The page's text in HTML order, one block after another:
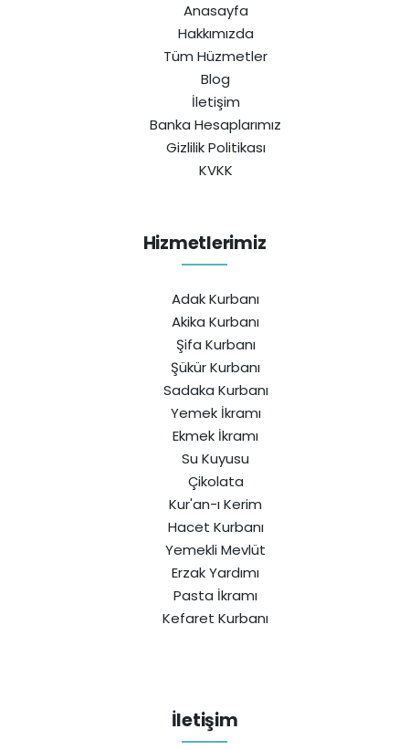
Anasayfa
Hakkımızda
Tüm Hüzmetler
Blog
İletişim
Banka Hesaplarımız
Gizlilik Politikası
KVKK
Hizmetlerimiz
Adak Kurbanı
Akika Kurbanı
Şifa Kurbanı
Şükür Kurbanı
Sadaka Kurbanı
Yemek İkramı
Ekmek İkramı
Su Kuyusu
Çikolata
Kur'an-ı Kerim
Hacet Kurbanı
Yemekli Mevlüt
Erzak Yardımı
Pasta İkramı
Kefaret Kurbanı
İletişim